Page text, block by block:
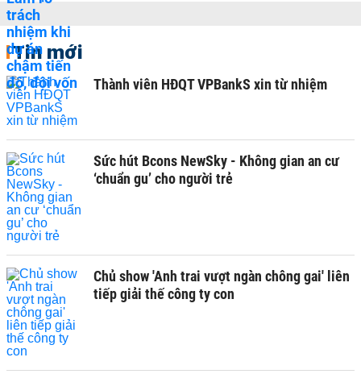
Tin mới
Thành viên HĐQT VPBankS xin từ nhiệm
Sức hút Bcons NewSky - Không gian an cư
‘chuẩn gu’ cho người trẻ
Chủ show 'Anh trai vượt ngàn chông gai' liên
tiếp giải thế công ty con